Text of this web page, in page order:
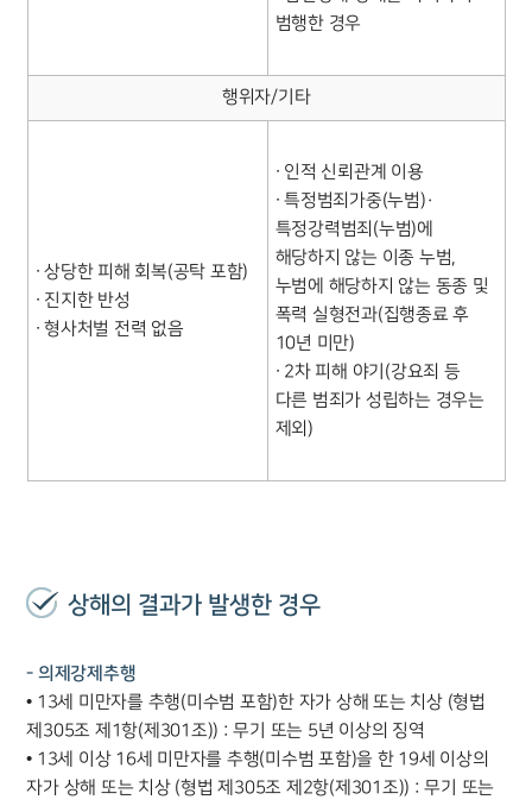
범행한 경우
행위자/기타
∙ 상당한 피해 회복(공탁 포함)
∙ 진지한 반성
∙ 형사처벌 전력 없음
∙ 인적 신뢰관계 이용
∙ 특정범죄가중(누범)·
특정강력범죄(누범)에
해당하지 않는 이종 누범,
누범에 해당하지 않는 동종 및
폭력 실형전과(집행종료 후
10년 미만)
∙ 2차 피해 야기(강요죄 등
다른 범죄가 성립하는 경우는
제외)
상해의 결과가 발생한 경우
- 의제강제추행
• 13세 미만자를 추행(미수범 포함)한 자가 상해 또는 치상 (형법
제305조 제1항(제301조)) : 무기 또는 5년 이상의 징역
• 13세 이상 16세 미만자를 추행(미수범 포함)을 한 19세 이상의
자가 상해 또는 치상 (형법 제305조 제2항(제301조)) : 무기 또는